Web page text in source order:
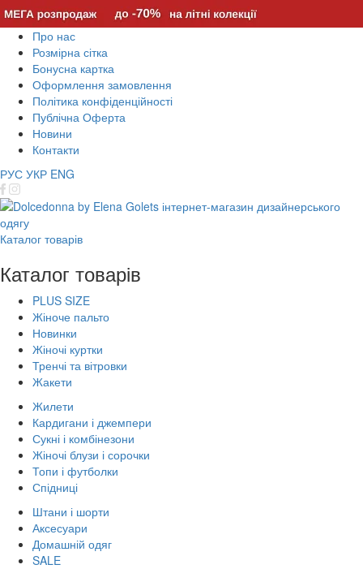
Про нас
Розмірна сітка
Бонусна картка
Оформлення замовлення
Політика конфіденційності
Публічна Оферта
Новини
Контакти
РУС УКР ENG
Каталог товарів
Каталог товарів
PLUS SIZE
Жіноче пальто
Новинки
Жіночі куртки
Тренчі та вітровки
Жакети
Жилети
Кардигани і джемпери
Сукні і комбінезони
Жіночі блузи і сорочки
Топи і футболки
Спідниці
Штани і шорти
Аксесуари
Домашній одяг
SALE